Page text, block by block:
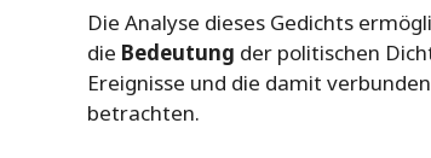
Die Analyse dieses Gedichts
die Bedeutung der politischen
Ereignisse und die damit
betrachten.